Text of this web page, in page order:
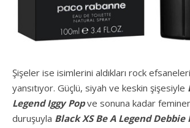
Şişeler ise isimlerini aldıkları rock
yansıtıyor. Güçlü, siyah ve keskin şişesiyle
Legend Iggy Popve sonuna kadar
duruşuyla Black XS Be A Legend Debbie